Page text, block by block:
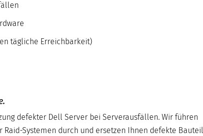
tägliche Erreichbarkeit)
defekter Dell Server bei Serverausfällen. Wir führen
Systemen durch und ersetzen Ihnen defekte